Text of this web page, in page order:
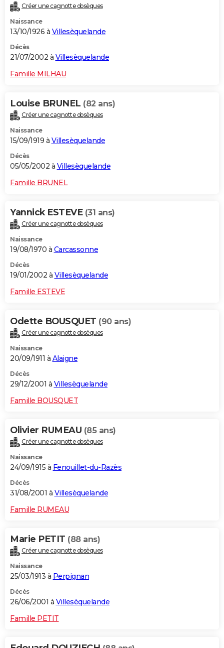
Créer une cagnotte obsèques
Naissance
13/10/1926 à Villesèquelande
Décès
21/07/2002 à Villesèquelande
Famille MILHAU
Louise BRUNEL (82 ans)
Créer une cagnotte obsèques
Naissance
15/09/1919 à Villesèquelande
Décès
05/05/2002 à Villesèquelande
Famille BRUNEL
Yannick ESTEVE (31 ans)
Créer une cagnotte obsèques
Naissance
19/08/1970 à Carcassonne
Décès
19/01/2002 à Villesèquelande
Famille ESTEVE
Odette BOUSQUET (90 ans)
Créer une cagnotte obsèques
Naissance
20/09/1911 à Alaigne
Décès
29/12/2001 à Villesèquelande
Famille BOUSQUET
Olivier RUMEAU (85 ans)
Créer une cagnotte obsèques
Naissance
24/09/1915 à Fenouillet-du-Razès
Décès
31/08/2001 à Villesèquelande
Famille RUMEAU
Marie PETIT (88 ans)
Créer une cagnotte obsèques
Naissance
25/03/1913 à Perpignan
Décès
26/06/2001 à Villesèquelande
Famille PETIT